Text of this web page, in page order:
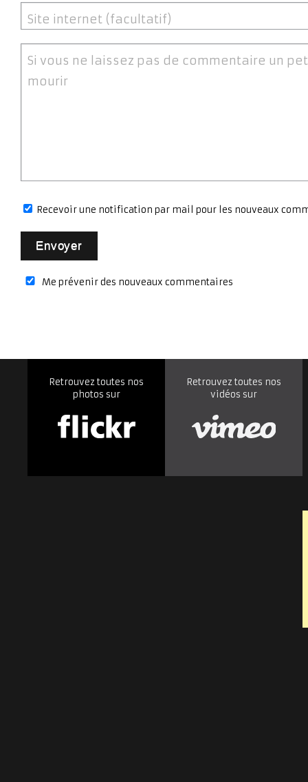
Site internet (facultatif)
Si vous ne laissez pas de commentaire un
mourir
Recevoir une notification par mail pour les nouveaux
Me prévenir des nouveaux commentaires
Retrouvez toutes nos
vidéos sur
Retrouvez toutes nos
photos sur